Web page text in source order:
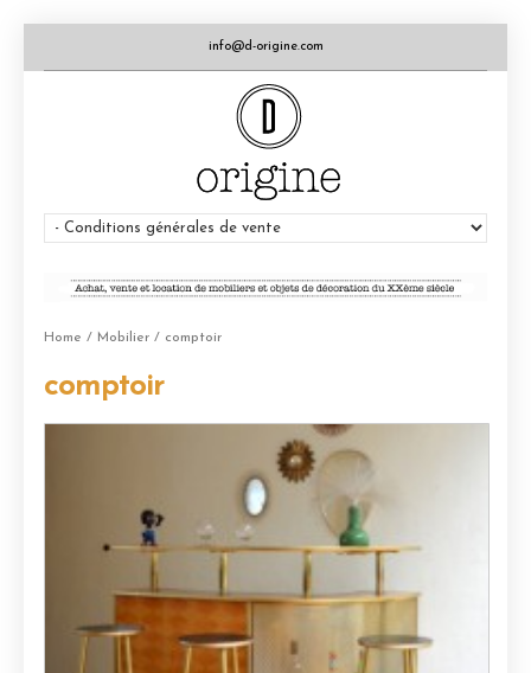
info@d-origine.com
Home / Mobilier / comptoir
comptoir